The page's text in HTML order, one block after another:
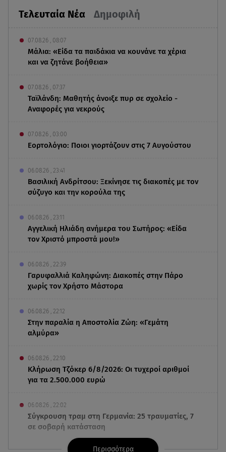
Τελευταία Νέα Δημοφιλή
07.08.26 , 08:07
Μάλια: «Είδα τα παιδάκια να κουνάνε τα χέρια
και να ζητάνε βοήθεια»
07.08.26 , 07:37
Ταϊλάνδη: Μαθητής άνοιξε πυρ σε σχολείο -
Αναφορές για νεκρούς
07.08.26 , 03:00
Εορτολόγιο: Ποιοι γιορτάζουν στις 7 Αυγούστου
06.08.26 , 23:41
Βασιλική Ανδρίτσου: Ξεκίνησε τις διακοπές με τον
σύζυγο και την κορούλα της
06.08.26 , 23:11
Αγγελική Ηλιάδη ανήμερα του Σωτήρος: «Είδα
τον Χριστό μπροστά μου!»
06.08.26 , 22:39
Γαρυφαλλιά Καληφώνη: Διακοπές στην Πάρο
χωρίς τον Χρήστο Μάστορα
06.08.26 , 22:12
Στην παραλία η Αποστολία Ζώη: «Γεμάτη
αλμύρα»
06.08.26 , 22:10
Κλήρωση Τζόκερ 6/8/2026: Οι τυχεροί αριθμοί
για τα 2.500.000 ευρώ
06.08.26 , 22:02
Σύγκρουση τραμ στη Γερμανία: 25 τραυματίες, 7
σε σοβαρή κατάσταση
Περισσότερα